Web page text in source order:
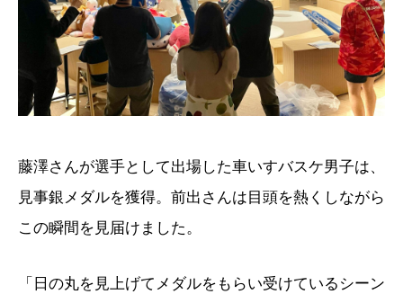
藤澤さんが選手として出場した車いすバスケ男子は、
見事銀メダルを獲得。前出さんは目頭を熱くしながら
この瞬間を見届けました。
「日の丸を見上げてメダルをもらい受けているシーン